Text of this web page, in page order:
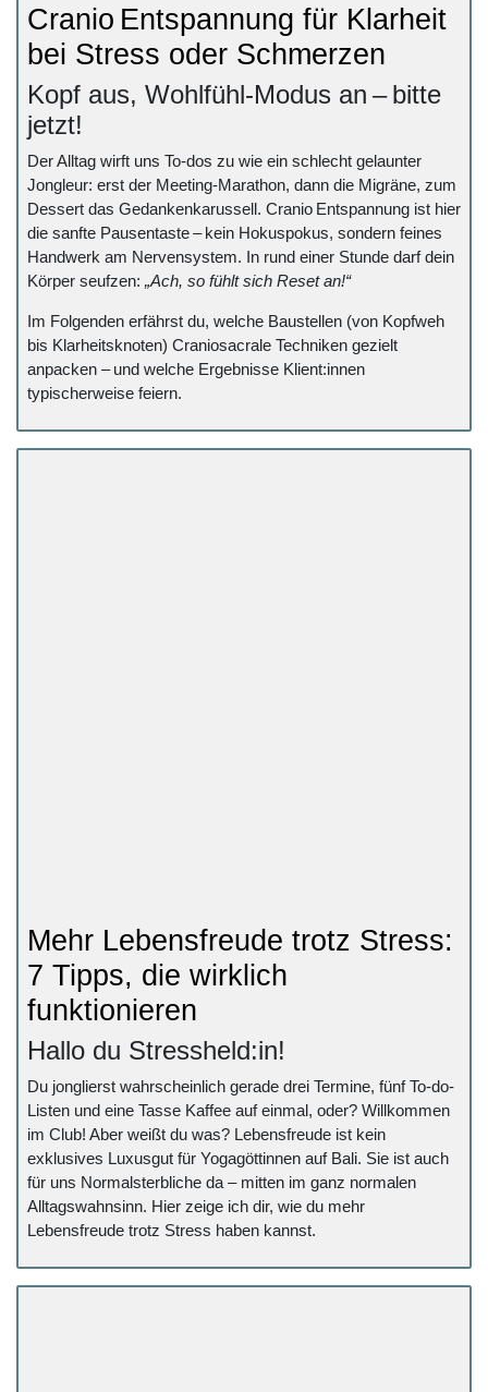
Cranio Entspannung für Klarheit
bei Stress oder Schmerzen
Kopf aus, Wohlfühl‑Modus an – bitte
jetzt!
Der Alltag wirft uns To‑dos zu wie ein schlecht gelaunter
Jongleur: erst der Meeting‑Marathon, dann die Migräne, zum
Dessert das Gedankenkarussell. Cranio Entspannung ist hier
die sanfte Pausentaste – kein Hokuspokus, sondern feines
Handwerk am Nervensystem. In rund einer Stunde darf dein
Körper seufzen: „Ach, so fühlt sich Reset an!“
Im Folgenden erfährst du, welche Baustellen (von Kopfweh
bis Klarheitsknoten) Cranio­sacrale Techniken gezielt
anpacken – und welche Ergebnisse Klient:innen
typischerweise feiern.
Mehr Lebensfreude trotz Stress:
7 Tipps, die wirklich
funktionieren
Hallo du Stressheld:in!
Du jonglierst wahrscheinlich gerade drei Termine, fünf To-do-
Listen und eine Tasse Kaffee auf einmal, oder? Willkommen
im Club! Aber weißt du was? Lebensfreude ist kein
exklusives Luxusgut für Yogagöttinnen auf Bali. Sie ist auch
für uns Normalsterbliche da – mitten im ganz normalen
Alltagswahnsinn. Hier zeige ich dir, wie du mehr
Lebensfreude trotz Stress haben kannst.